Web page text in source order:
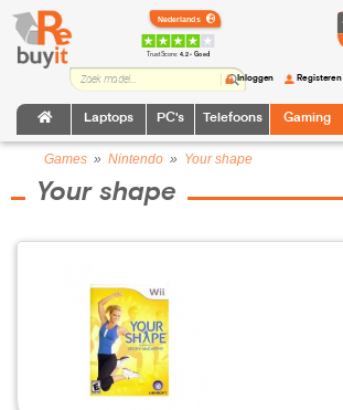
TrustScore:4.2 • Goed
Laptops PC's Telefoons Gaming
Inloggen Registeren
Games » Nintendo » Your shape
Your shape